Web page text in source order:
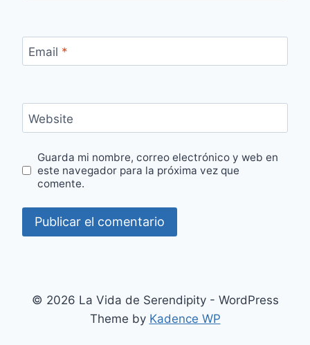
Email *
Website
Guarda mi nombre, correo electrónico y web en
este navegador para la próxima vez que
comente.
© 2026 La Vida de Serendipity - WordPress
Theme by Kadence WP